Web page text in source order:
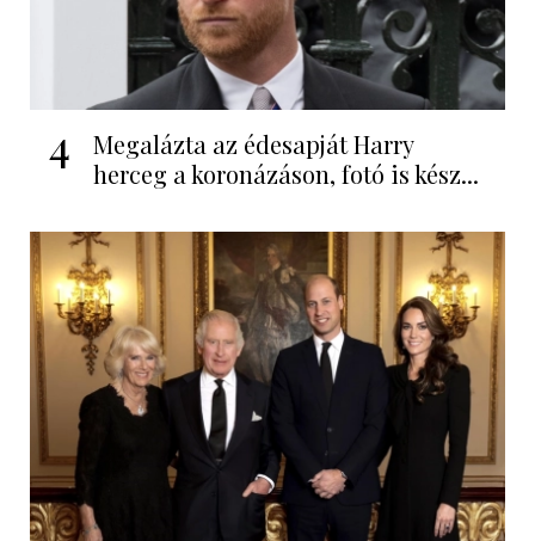
4
Megalázta az édesapját Harry
herceg a koronázáson, fotó is kész...